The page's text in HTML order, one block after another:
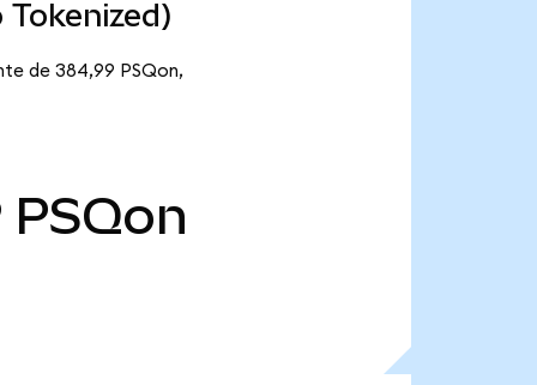
de 384,99 PSQon,
PSQon